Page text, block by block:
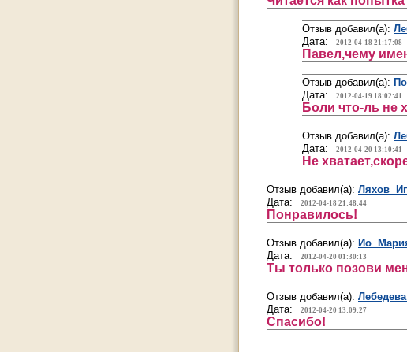
Отзыв добавил(а):
Дата:
2012-04-18 21:17:08
Павел,чему
Отзыв добавил(а):
Дата:
2012-04-19 18:02:41
Боли что-ль не
Отзыв добавил(а):
Дата:
2012-04-20 13:10:41
Не
Отзыв добавил(а): Ляхов
Дата:
2012-04-18 21:48:44
Понравилось!
Отзыв добавил(а): Ио
Дата:
2012-04-20 01:30:13
Ты только позови
Отзыв добавил(а):
Дата:
2012-04-20 13:09:27
Спасибо!